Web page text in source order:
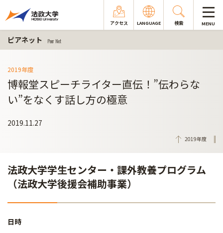
アクセス LANGUAGE 検索 MENU
ピアネット Peer Net
2019年度
博報堂スピーチライター直伝！”伝わらな
い”をなくす話し方の極意
2019.11.27
2019年度
法政大学学生センター・課外教養プログラム
（法政大学後援会補助事業）
日時